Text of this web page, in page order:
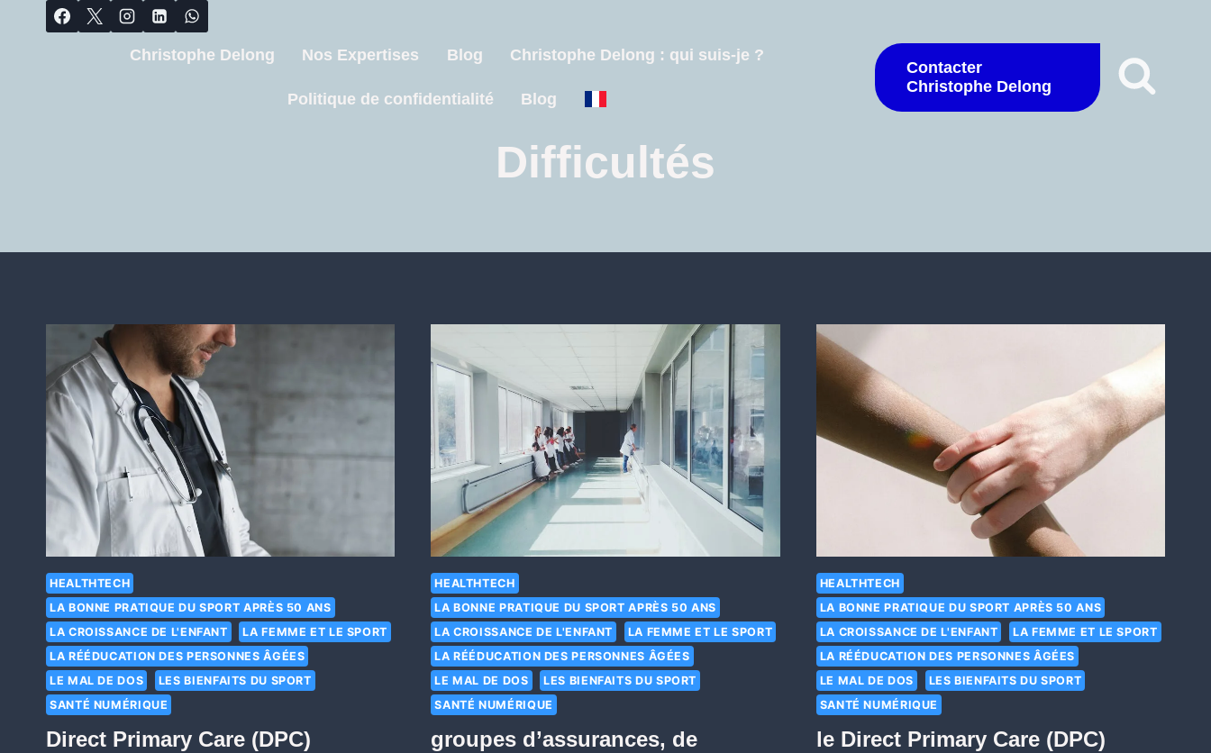
Christophe Delong Nos Expertises Blog Christophe Delong : qui suis-je ?
Politique de confidentialité Blog
Contacter
Christophe Delong
Difficultés
HEALTHTECH
LA BONNE PRATIQUE DU SPORT APRÈS 50 ANS
LA CROISSANCE DE L'ENFANT
LA FEMME ET LE SPORT
LA RÉÉDUCATION DES PERSONNES ÂGÉES
LE MAL DE DOS
LES BIENFAITS DU SPORT
SANTÉ NUMÉRIQUE
Direct Primary Care (DPC)
HEALTHTECH
LA BONNE PRATIQUE DU SPORT APRÈS 50 ANS
LA CROISSANCE DE L'ENFANT
LA FEMME ET LE SPORT
LA RÉÉDUCATION DES PERSONNES ÂGÉES
LE MAL DE DOS
LES BIENFAITS DU SPORT
SANTÉ NUMÉRIQUE
groupes d’assurances, de
HEALTHTECH
LA BONNE PRATIQUE DU SPORT APRÈS 50 ANS
LA CROISSANCE DE L'ENFANT
LA FEMME ET LE SPORT
LA RÉÉDUCATION DES PERSONNES ÂGÉES
LE MAL DE DOS
LES BIENFAITS DU SPORT
SANTÉ NUMÉRIQUE
le Direct Primary Care (DPC)